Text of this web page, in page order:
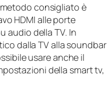
metodo consigliato è
HDMI alle porte
audio della TV. In
dalla TV alla soundbar
usare anche il
della smart tv,